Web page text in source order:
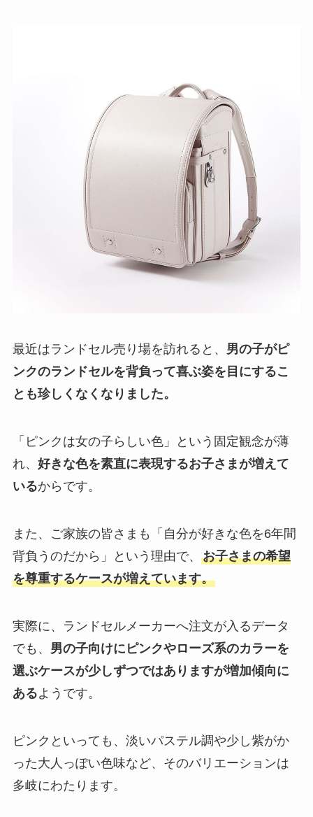
最近はランドセル売り場を訪れると、 男の子がピ
ンクのランドセルを背負って喜ぶ姿を目にするこ
とも珍しくなくなりました。
「ピンクは女の子らしい色」という固定観念が薄
れ、 好きな色を素直に表現するお子さまが増えて
いるからです。
また、ご家族の皆さまも「自分が好きな色を6年間
背負うのだから」という理由で、 お子さまの希望
を尊重するケースが増えています。
実際に、ランドセルメーカーへ注文が入るデータ
でも、 男の子向けにピンクやローズ系のカラーを
選ぶケースが少しずつではありますが増加傾向に
あるようです。
ピンクといっても、淡いパステル調や少し紫がか
った大人っぽい色味など、そのバリエーションは
多岐にわたります。